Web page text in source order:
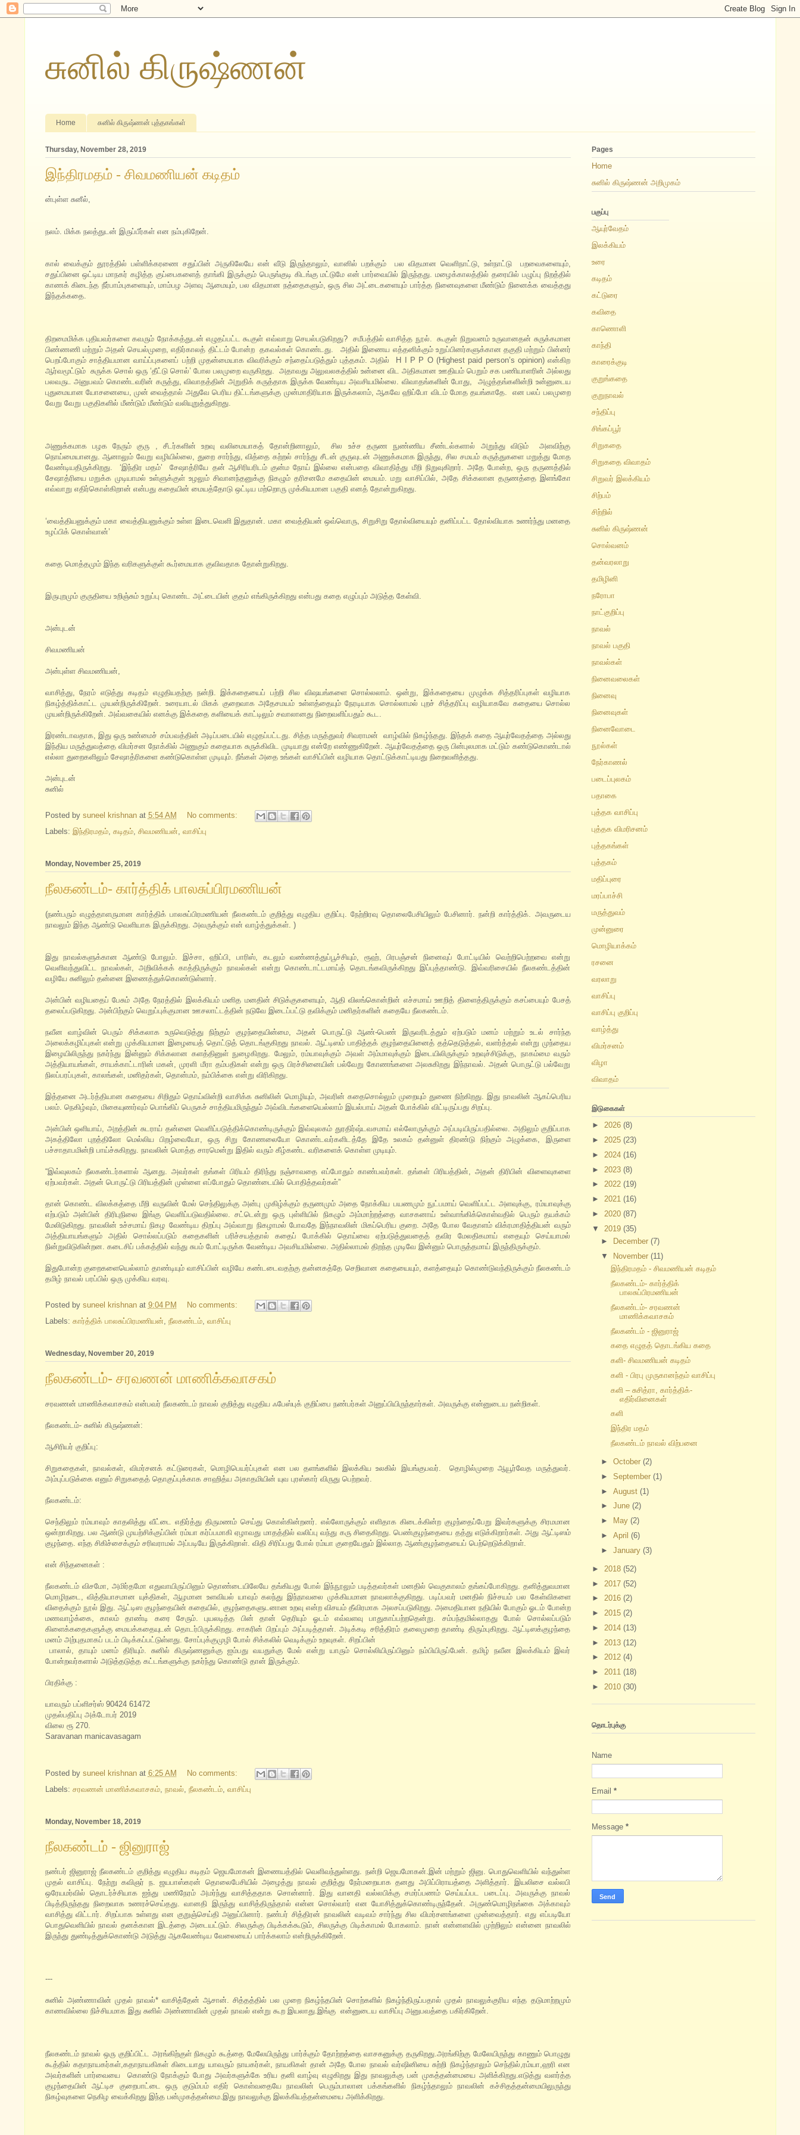
சுனில் கிருஷ்ணன்
Home சுனில் கிருஷ்ணன் புத்தகங்கள்
Thursday, November 28, 2019
இந்திரமதம் - சிவமணியன் கடிதம்
ன்புள்ள சுனீல்,
நலம். மிக்க நலத்துடன் இருப்பீர்கள் என நம்புகிறேன்.
கால் வைக்கும் தூரத்தில் பள்ளிக்கரணை சதுப்பின் அருகிலேயே என் வீடு இருந்தாலும், வானில் பறக்கும் பல விதமான வெளிநாட்டு, உள்நாட்டு பறவைகளையும்,
சதுப்பினை ஒட்டிய மாநகர் கழித்த குப்பைகளைத் தாங்கி இருக்கும் பெருங்குடி கிடங்கு மட்டுமே என் பார்வையில் இருந்தது. மழைக்காலத்தில் தரையில் பழுப்பு நிறத்தில்
காணக் கிடைந்த நீர்பாம்புகளையும், மாம்பழ அளவு ஆமையும், பல விதமான நத்தைகளும், ஒரு சில அட்டைகளையும் பார்த்த நினைவுகளை மீண்டும் நினைக்க வைத்தது
இந்தக்கதை.
திறமைமிக்க புதியவர்களை கவரும் நோக்கத்துடன் எழுதப்பட்ட கூகுள் எவ்வாறு செயல்படுகிறது? சமீபத்தில் வாசித்த நூல். கூகுள் நிறுவனம் உருவானதன் சுருக்கமான
பிண்ணணி மற்றும் அதன் செயல்முறை, எதிர்காலத் திட்டம் போன்ற தகவல்கள் கொண்டது. அதில் இணைய எத்தனிக்கும் உறுப்பினர்களுக்கான தகுதி மற்றும் பின்னர்
பெறப்போகும் சாத்தியமான வாய்ப்புகளைப் பற்றி முதன்மையாக விவரிக்கும் சந்தைப்படுத்தும் புத்தகம். அதில் H I P P O (Highest paid person’s opinion) என்கிற
ஆர்வமூட்டும் சுருக்க சொல் ஒரு ‘தீட்டு சொல்’ போல பலமுறை வருகிறது. அதாவது அலுவலகத்தில் உன்னை விட அதிகமான ஊதியம் பெறும் சக பணியாளரின் அல்லது
பலவருட அனுபவம் கொண்டவரின் கருத்து, விவாதத்தின் அறுதிக் கருத்தாக இருக்க வேண்டிய அவசியமில்லை. விவாதங்களின் போது, அழுத்தங்களின்றி உன்னுடைய
புதுமையான யோசனையை, முன் வைத்தால் அதுவே பெரிய திட்டங்களுக்கு முன்மாதிரியாக இருக்கலாம், ஆகவே ஹிப்போ விடம் மோத தயங்காதே. என பலப் பலமுறை
வேறு வேறு பகுதிகளில் மீண்டும் மீண்டும் வலியுறுத்துகிறது.
அணுக்கமாக பழக நேரும் குரு , சீடர்களின் உறவு வலிமையாகத் தோன்றினாலும், சில உச்ச தருண நுண்ணிய சீண்டல்களால் அறுந்து விடும் அளவிற்கு
நொய்மையானது. ஆனாலும் வேறு வழியில்லை, துறை சார்ந்து, வித்தை கற்றல் சார்ந்து சீடன் குருவுடன் அணுக்கமாக இருந்து, சில சமயம் கருத்துகளை மறுத்து மோத
வேண்டியதிருக்கிறது. ‘இந்திர மதம்’ சேஷாத்ரியே தன் ஆசிரியரிடம் குன்ம நோய் இல்லை என்பதை விவாதித்து மீறி நிறுவுகிறார். அதே போன்ற, ஒரு தருணத்தில்
சேஷாத்ரியை மறுக்க முடியாமல் உள்ளுக்குள் உழலும் சிவானந்தனுக்கு நிகழும் தரிசனமே கதையின் மையம். மறு வாசிப்பில், அதே சிக்கலான தருணத்தை இளங்கோ
எவ்வாறு எதிர்கொள்கிறான் என்பது கதையின் மையத்தோடு ஒட்டிய மற்றொரு முக்கியமான பகுதி எனத் தோன்றுகிறது.
‘வைத்தியனுக்கும் மகா வைத்தியனுக்கும் உள்ள இடைவெளி இதுதான். மகா வைத்தியன் ஒவ்வொரு, சிறுசிறு தோல்வியையும் தனிப்பட்ட தோல்வியாக உணர்ந்து மனதை
உழப்பிக் கொள்வான்’
கதை மொத்தமும் இந்த வரிகளுக்குள் கூர்மையாக குவிவதாக தோன்றுகிறது.
இருபுறமும் குருதியை உறிஞ்சும் உறுப்பு கொண்ட அட்டையின் குதம் எங்கிருக்கிறது என்பது கதை எழுப்பும் அடுத்த கேள்வி.
அன்புடன்
சிவமணியன்
அன்புள்ள சிவமணியன்,
வாசித்து, நேரம் எடுத்து கடிதம் எழுதியதற்கு நன்றி. இக்கதையைப் பற்றி சில விஷயங்களை சொல்லலாம். ஒன்று, இக்கதையை முழுக்க சித்தரிப்புகள் வழியாக
நிகழ்த்திக்காட்ட முயன்றிருக்கிறேன். உரையாடல் மிகக் குறைவாக அதேசமயம் உள்ளத்தையும் நேரடியாக சொல்லாமல் புறச் சித்தரிப்பு வழியாகவே கதையை சொல்ல
முயன்றிருக்கிறேன். அவ்வகையில் எனக்கு இக்கதை களியைக் காட்டிலும் சவாலானது நிறைவளிப்பதும் கூட.
இரண்டாவதாக, இது ஒரு உண்மைச் சம்பவத்தின் அடிப்படையில் எழுதப்பட்டது. சித்த மருத்துவர் சிவராமன் வாழ்வில் நிகழ்ந்தது. இந்தக் கதை ஆயுர்வேதத்தை அல்லது
இந்திய மருத்துவத்தை விமர்சன நோக்கில் அணுகும் கதையாக சுருக்கிவிட முடியாது என்றே எண்ணுகிறேன். ஆயுர்வேதத்தை ஒரு பின்புலமாக மட்டும் கண்டுகொண்டால்
எல்லா துறைகளிலும் சேஷாத்ரிகளை கண்டுகொள்ள முடியும். நீங்கள் அதை உங்கள் வாசிப்பின் வழியாக தொட்டுக்காட்டியது நிறைவளித்தது.
அன்புடன்
சுனில்
Posted by suneel krishnan at 5:54 AM
No comments:
Labels: இந்திரமதம், கடிதம், சிவமணியன், வாசிப்பு
Monday, November 25, 2019
நீலகண்டம்- கார்த்திக் பாலசுப்பிரமணியன்
(நண்பரும் எழுத்தாளருமான கார்த்திக் பாலசுப்பிரமணியன் நீலகண்டம் குறித்து எழுதிய குறிப்பு. நேற்றிரவு தொலைபேசியிலும் பேசினார். நன்றி கார்த்திக். அவருடைய
நாவலும் இந்த ஆண்டு வெளியாக இருக்கிறது. அவருக்கும் என் வாழ்த்துக்கள். )
இது நாவல்களுக்கான ஆண்டு போலும். இச்சா, ஹிப்பி, பாரிஸ், கடலும் வண்ணத்துப்பூச்சியும், ரூஹ், பிரபஞ்சன் நினைவுப் போட்டியில் வெற்றிபெற்றவை என்று
வெளிவந்துவிட்ட நாவல்கள், அறிவிக்கக் காத்திருக்கும் நாவல்கள் என்று கொண்டாட்டமாய்த் தொடங்கவிருக்கிறது இப்புத்தாண்டு. இவ்வரிசையில் நீலகண்டத்தின்
வழியே சுனிலும் தன்னை இணைத்துக்கொண்டுள்ளார்.
அன்பின் வழியதைப் பேசும் அதே நேரத்தில் இலக்கியம் மனித மனதின் சிடுக்குகளையும், ஆதி விலங்கொன்றின் எச்சமாய் ஊறித் திளைத்திருக்கும் கசப்பையும் பேசத்
தலைப்படுகிறது. அன்பிற்கும் வெறுப்புக்குமான ஊசலாட்டத்தின் நடுவே இடைப்பட்டு தவிக்கும் மனிதர்களின் கதையே நீலகண்டம்.
நவீன வாழ்வின் பெரும் சிக்கலாக உருவெடுத்து நிற்கும் குழந்தையின்மை, அதன் பொருட்டு ஆண்-பெண் இருவரிடத்தும் ஏற்படும் மனம் மற்றும் உடல் சார்ந்த
அலைக்கழிப்புகள் என்று முக்கியமான இழையைத் தொட்டுத் தொடங்குகிறது நாவல். ஆட்டிஸம் பாதித்தக் குழந்தையினைத் தத்தெடுத்தல், வளர்த்தல் என்று முந்தைய
இழையிலிருந்து நகர்ந்து இன்னும் சிக்கலான களத்தினுள் நுழைகிறது. மேலும், ரம்யாவுக்கும் அவள் அம்மாவுக்கும் இடையிலிருக்கும் உறவுச்சிடுக்கு, நாகம்மை வரும்
அத்தியாயங்கள், சாயக்காட்டாரின் மகன், முரளி மீரா தம்பதிகள் என்று ஒரு பிரச்சினையின் பல்வேறு கோணங்களை அலசுகிறது இந்நாவல். அதன் பொருட்டு பல்வேறு
நிலப்பரப்புகள், காலங்கள், மனிதர்கள், தொன்மம், நம்பிக்கை என்று விரிகிறது.
இத்தனை அடர்த்தியான கதையை சிறிதும் தொய்வின்றி வாசிக்க சுனிலின் மொழியும், அவரின் கதைசொல்லும் முறையும் துணை நிற்கிறது. இது நாவலின் ஆகப்பெரிய
பலம். நெகிழ்வும், மிகையுணர்வும் பொங்கிப் பெருகச் சாத்தியமிருந்தும் அவ்விடங்களையெல்லாம் இயல்பாய் அதன் போக்கில் விட்டிருப்பது சிறப்பு.
அன்பின் ஒளியாய், அறத்தின் சுடராய் தன்னை வெளிப்படுத்திக்கொண்டிருக்கும் இவ்வுலகம் துரதிர்ஷ்டவசமாய் எல்லோருக்கும் அப்படியிருப்பதில்லை. அதிலும் குறிப்பாக
அகத்திலோ புறத்திலோ மெல்லிய பிறழ்வையோ, ஒரு சிறு கோணலையோ கொண்டவர்களிடத்தே இதே உலகம் தன்னுள் திரண்டு நிற்கும் அழுக்கை, இருளை
பச்சாதாபமின்றி பாய்ச்சுகிறது. நாவலின் மொத்த சாரமென்று இதில் வரும் கீழ்கண்ட வரிகளைக் கொள்ள முடியும்.
“இவ்வுலகம் நீலகண்டர்களால் ஆனது. அவர்கள் தங்கள் பிரியம் திரிந்து நஞ்சாவதை எப்போதும் காண்பவர்கள். தங்கள் பிரியத்தின், அதன் திரிபின் விளைவுகளை
ஏற்பவர்கள். அதன் பொருட்டு பிரியத்தின் முள்ளை எப்போதும் தொண்டையில் பொதித்தவர்கள்”
தான் கொண்ட விலக்கத்தை மீறி வருவின் மேல் செந்திலுக்கு அன்பு முகிழ்க்கும் தருணமும் அதை நோக்கிய பயணமும் நுட்பமாய் வெளிப்பட்ட அளவுக்கு, ரம்யாவுக்கு
எற்படும் அன்பின் திரிபுநிலை இங்கு வெளிப்படுவதில்லை. சட்டென்று ஒரு புள்ளியில் நிகழும் அம்மாற்றத்தை வாசகனாய் உள்வாங்கிக்கொள்வதில் பெரும் தயக்கம்
மேலிடுகிறது. நாவலின் உச்சமாய் நிகழ வேண்டிய திறப்பு அவ்வாறு நிகழாமல் போவதே இந்நாவலின் மிகப்பெரிய குறை. அதே போல வேதாளம் விக்ரமாதித்தியன் வரும்
அத்தியாயங்களும் அதில் சொல்லப்படும் கதைகளின் பரிச்சயத்தால் கதைப் போக்கில் தொய்வை ஏற்படுத்துவதைத் தவிர மேலதிகமாய் எதையும் செய்யாமல்
நின்றுவிடுகின்றன. கடைசிப் பக்கத்தில் வந்து சுபம் போட்டிருக்க வேண்டிய அவசியமில்லை. அதில்லாமல் திறந்த முடிவே இன்னும் பொருத்தமாய் இருந்திருக்கும்.
இதுபோன்ற குறைகளையெல்லாம் தாண்டியும் வாசிப்பின் வழியே கண்டடைவதற்கு தன்னகத்தே செறிவான கதையையும், களத்தையும் கொண்டுவந்திருக்கும் நீலகண்டம்
தமிழ் நாவல் பரப்பில் ஒரு முக்கிய வரவு.
Posted by suneel krishnan at 9:04 PM
No comments:
Labels: கார்த்திக் பாலசுப்பிரமணியன் நீலகண்டம், வாசிப்பு
Wednesday, November 20, 2019
நீலகண்டம்- சரவணன் மாணிக்கவாசகம்
சரவணன் மாணிக்கவாசகம் என்பவர் நீலகண்டம் நாவல் குறித்து எழுதிய ஃபேஸ்புக் குறிப்பை நண்பர்கள் அனுப்பியிருந்தார்கள். அவருக்கு என்னுடைய நன்றிகள்.
நீலகண்டம்- சுனில் கிருஷ்ணன்:
ஆசிரியர் குறிப்பு:
சிறுகதைகள், நாவல்கள், விமர்சனக் கட்டுரைகள், மொழிபெயர்ப்புகள் என பல தளங்களில் இலக்கிய உலகில் இயங்குபவர். தொழில்முறை ஆயூர்வேத மருத்துவர்.
அம்புப்படுக்கை எனும் சிறுகதைத் தொகுப்புக்காக சாஹித்ய அகாதமியின் யுவ புரஸ்கார் விருது பெற்றவர்.
நீலகண்டம்:
செந்திலும் ரம்யாவும் காதலித்து வீட்டை எதிர்த்து திருமணம் செய்து கொள்கின்றனர். எல்லோருக்கும் எளிதாக கிடைக்கின்ற குழந்தைப்பேறு இவர்களுக்கு சிரமமான
ஒன்றாகிறது. பல ஆண்டு முயற்சிக்குப்பின் ரம்யா கர்ப்பமாகி ஏழாவது மாதத்தில் வலிப்பு வந்து கரு சிதைகிறது. பெண்குழந்தையை தத்து எடுக்கிறார்கள். அது ஆட்டிஸம்
குழந்தை. எந்த சிகிச்சைக்கும் சரிவராமல் அப்படியே இருக்கிறாள். விதி சிரிப்பது போல் ரம்யா குறையேதும் இல்லாத ஆண்குழந்தையைப் பெற்றெடுக்கிறாள்.
என் சிந்தனைகள் :
நீலகண்டம் விசமோ, அமிர்தமோ எதுவாயிருப்பினும் தொண்டையிலேயே தங்கியது போல் இந்நூலும் படித்தவர்கள் மனதில் வெகுகாலம் தங்கப்போகிறது. தனித்துவமான
மொழிநடை, வித்தியாசமான யுக்திகள், ஆழமான உளவியல் யாவும் கலந்து இந்நாவலை முக்கியமான நாவலாக்குகிறது. படிப்பவர் மனதில் நிச்சயம் பல கேள்விகளை
விதைக்கும் நூல் இது. ஆட்டிஸ குழந்தையின் கதையில், குழந்தைகளுடனான உறவு என்ற விசயம் தீவிரமாக அலசப்படுகிறது. அமைதியான நதியில் போகும் ஓடம் போன்ற
மணவாழ்க்கை, காலம் தாண்டி கரை சேரும். புயலடித்த பின் தான் தெரியும் ஓடம் எவ்வளவு பாதுகாப்பற்றதென்று. சம்பந்தமில்லாதது போல் சொல்லப்படும்
கிளைக்கதைகளுக்கு மையக்கதையுடன் தொடர்பிருக்கிறது. சாகரின் பிறப்பும் அப்படித்தான். அடிக்கடி சரித்திரம் தலைமுறை தாண்டி திரும்புகிறது. ஆட்டிஸக்குழந்தை
மனம் அற்புதமாகப் படம் பிடிக்கப்பட்டுள்ளது. சோப்புக்குமுழி போல் சிக்கலில் வெடிக்கும் உறவுகள். சிறப்பின்
பாலால், தாயும் மனம் திரியும். சுனில் கிருஷ்ணனுக்கு ஐம்பது வயதுக்கு மேல் என்று யாரும் சொல்லியிருப்பினும் நம்பியிருப்பேன். தமிழ் நவீன இலக்கியம் இவர்
போன்றவர்களால் அடுத்தடுத்த கட்டங்களுக்கு நகர்ந்து கொண்டு தான் இருக்கும்.
பிரதிக்கு :
யாவரும் பப்ளிசர்ஸ் 90424 61472
முதல்பதிப்பு அக்டோபர் 2019
விலை ரூ 270.
Saravanan manicavasagam
Posted by suneel krishnan at 6:25 AM
No comments:
Labels: சரவணன் மாணிக்கவாசகம், நாவல் நீலகண்டம், வாசிப்பு
Monday, November 18, 2019
நீலகண்டம் - ஜினுராஜ்
நண்பர் ஜினுராஜ் நீலகண்டம் குறித்து எழுதிய கடிதம் ஜெயமோகன் இணையத்தில் வெளிவந்துள்ளது. நன்றி ஜெயமோகன்.இன் மற்றும் ஜினு. பொதுவெளியில் வந்துள்ள
முதல் வாசிப்பு. நேற்று கவிஞர் ந. ஜயபாஸ்கரன் தொலைபேசியில் அழைத்து நாவல் குறித்து நேர்மறையாக தனது அபிப்பிராயத்தை அளித்தார். இயலிசை வல்லபி
ஒரேயமர்வில் தொடர்ச்சியாக ஐந்து மணிநேரம் அமர்ந்து வாசித்ததாக சொன்னார். இது வானதி வல்லபிக்கு சமர்ப்பணம் செய்யப்பட படைப்பு. அவருக்கு நாவல்
பிடித்திருந்தது நிறைவாக உணரச்செய்தது. வானதி இருந்து வாசித்திருந்தால் என்ன சொல்வார் என யோசித்துக்கொண்டிருந்தேன். அருண்மொழிநங்கை அக்காவும்
வாசித்து விட்டார். சிறப்பாக உள்ளது என குறுஞ்செய்தி அனுப்பினார். நண்பர் சித்திரன் நாவலின் வடிவம் சார்ந்து சில விமர்சனங்களை முன்வைத்தார். எது எப்படியோ
பொதுவெளியில் நாவல் தனக்கான இடத்தை அடையட்டும். சிலருக்கு பிடிக்கக்கூடும், சிலருக்கு பிடிக்காமல் போகலாம். நான் என்னளவில் முற்றிலும் என்னை நாவலில்
இருந்து துண்டித்துக்கொண்டு அடுத்து ஆகவேண்டிய வேலையைப் பார்க்கலாம் என்றிருக்கிறேன்.
---
சுனில் அண்ணாவின் முதல் நாவல்* வாசித்தேன் ஆசான். சித்தத்தில் பல முறை நிகழ்ந்தபின் சொற்களில் நிகழ்ந்திருப்பதால் முதல் நாவலுக்குரிய எந்த தடுமாற்றமும்
காணவில்லை நிச்சியமாக இது சுனில் அண்ணாவின் முதல் நாவல் என்று கூற இயலாது.இங்கு என்னுடைய வாசிப்பு அனுபவத்தை பகிர்கிறேன்.
நீலகண்டம் நாவல் ஒரு குறிப்பிட்ட அரங்கிற்குள் நிகழும் கூத்தை மேலேயிருந்து பார்க்கும் தோற்றத்தை வாசகனுக்கு தருகிறது.அரங்கிற்கு மேலேயிருந்து காணும் பொழுது
கூத்தில் கதாநாயகர்கள்,கதாநாயகிகள் கிடையாது யாவரும் நாயகர்கள், நாயகிகள் தான் அதே போல நாவல் வர்ஷினியை சுற்றி நிகழ்ந்தாலும் செந்தில்,ரம்யா,ஹரி என
அவர்களின் பார்வையை கொண்டு நோக்கும் போது அவர்களுக்கே உரிய தனி வாழ்வு எழுகிறது இது நாவலுக்கு பன் முகத்தன்மையை அளிக்கிறது.எடுத்து வளர்த்த
குழந்தையின் ஆட்டிச குறைபாட்டை ஒரு குடும்பம் எதிர் கொள்வதையே நாவலின் பெரும்பாலான பக்கங்களில் நிகழ்ந்தாலும் நாவலின் கச்சிதத்தன்மையிலுருந்து
நிகழ்வுகளை நெகிழ வைக்கிறது இந்த பன்முகத்தன்மை.இது நாவலுக்கு இலக்கியத்தன்மையை அளிக்கிறது.
Pages
Home
சுனில் கிருஷ்ணன் அறிமுகம்
பகுப்பு
ஆயுர்வேதம்
இலக்கியம்
உரை
கடிதம்
கட்டுரை
கவிதை
காணொளி
காந்தி
காரைக்குடி
குறுங்கதை
குறுநாவல்
சந்திப்பு
சிங்கப்பூர்
சிறுகதை
சிறுகதை விவாதம்
சிறுவர் இலக்கியம்
சிற்பம்
சிற்றில்
சுனில் கிருஷ்ணன்
சொல்வனம்
தன்வரலாறு
தமிழினி
நரோபா
நாட்குறிப்பு
நாவல்
நாவல் பகுதி
நாவல்கள்
நினைவலைகள்
நினைவு
நினைவுகள்
நினைவோடை
நூல்கள்
நேர்காணல்
படைப்புலகம்
பதாகை
புத்தக வாசிப்பு
புத்தக விமரிசனம்
புத்தகங்கள்
புத்தகம்
மதிப்புரை
மரப்பாச்சி
மருத்துவம்
முன்னுரை
மொழியாக்கம்
ரசனை
வரலாறு
வாசிப்பு
வாசிப்பு குறிப்பு
வாழ்த்து
விமர்சனம்
விழா
விவாதம்
இடுகைகள்
► 2026 (8)
► 2025 (23)
► 2024 (16)
► 2023 (8)
► 2022 (19)
► 2021 (16)
► 2020 (87)
▼ 2019 (35)
►
December(7)
▼
November(11)
இந்திரமதம் - சிவமணியன் கடிதம்
நீலகண்டம்- கார்த்திக்
பாலசுப்பிரமணியன்
நீலகண்டம்- சரவணன்
மாணிக்கவாசகம்
நீலகண்டம் - ஜினுராஜ்
கதை எழுதத் தொடங்கிய கதை
களி- சிவமணியன் கடிதம்
களி - பிரபு முருகானந்தம் வாசிப்பு
களி – சுசித்ரா, கார்த்திக்-
எதிர்வினைகள்
களி
இந்திர மதம்
நீலகண்டம் நாவல் விற்பனை
►October(2)
►September(1)
►August(1)
►June(2)
►
May(2)
►April(6)
►January(3)
► 2018 (52)
► 2017 (52)
► 2016 (2)
► 2015 (2)
► 2014 (13)
► 2013 (12)
► 2012 (4)
► 2011 (18)
► 2010 (30)
தொடர்புக்கு
Name
Email *
Message *